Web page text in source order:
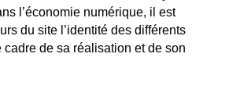
l’économie numérique, il est
du site l’identité des différents
cadre de sa réalisation et de son